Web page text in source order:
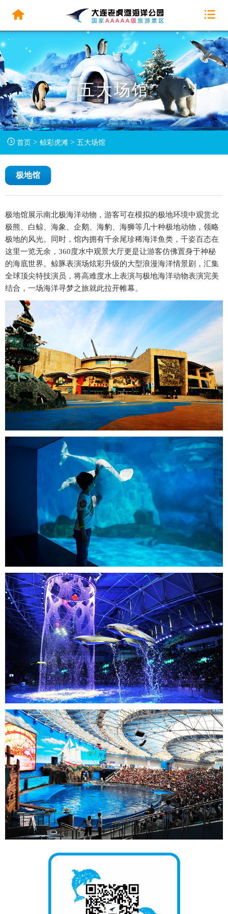
五大场馆
首页> 鲸彩虎滩> 五大场馆
极地馆
极地馆展示南北极海洋动物，游客可在模拟的极地环境中观赏北
极熊、白鲸、海象、企鹅、海豹、海狮等几十种极地动物，领略
极地的风光。同时，馆内拥有千余尾珍稀海洋鱼类，千姿百态在
这里一览无余，360度水中观景大厅更是让游客仿佛置身于神秘
的海底世界。鲸豚表演场炫彩升级的大型浪漫海洋情景剧，汇集
全球顶尖特技演员，将高难度水上表演与极地海洋动物表演完美
结合，一场海洋寻梦之旅就此拉开帷幕。